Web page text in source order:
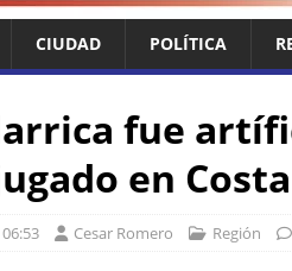
CIUDAD POLÍTICA
fue
en
Cesar Romero Región